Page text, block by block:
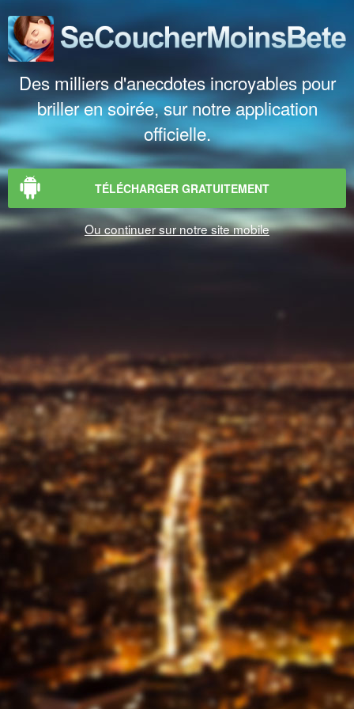
Des milliers d'anecdotes incroyables pour
briller en soirée, sur notre application
officielle.
TÉLÉCHARGER GRATUITEMENT
Ou continuer sur notre site mobile